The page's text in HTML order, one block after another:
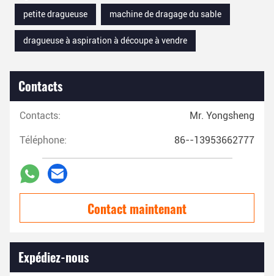
petite dragueuse
machine de dragage du sable
dragueuse à aspiration à découpe à vendre
Contacts
Contacts: Mr. Yongsheng
Téléphone: 86--13953662777
Contact maintenant
Expédiez-nous